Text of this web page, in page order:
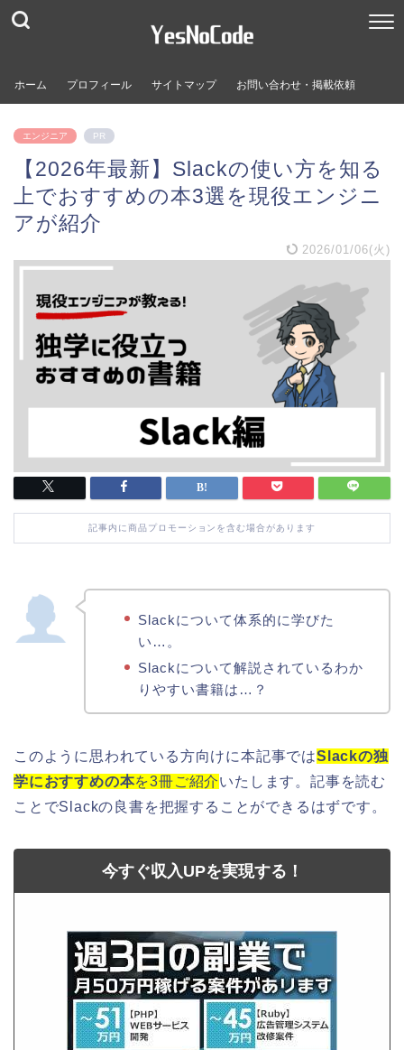
ホーム プロフィール サイトマップ お問い合わせ・掲載依頼
エンジニア PR
【2026年最新】Slackの使い方を知る
上でおすすめの本3選を現役エンジニ
アが紹介
2026/01/06(火)
記事内に商品プロモーションを含む場合があります
Slackについて体系的に学びた
い…。
Slackについて解説されているわか
りやすい書籍は…？
このように思われている方向けに本記事ではSlackの独
学におすすめの本を3冊ご紹介いたします。記事を読む
ことでSlackの良書を把握することができるはずです。
今すぐ収入UPを実現する！